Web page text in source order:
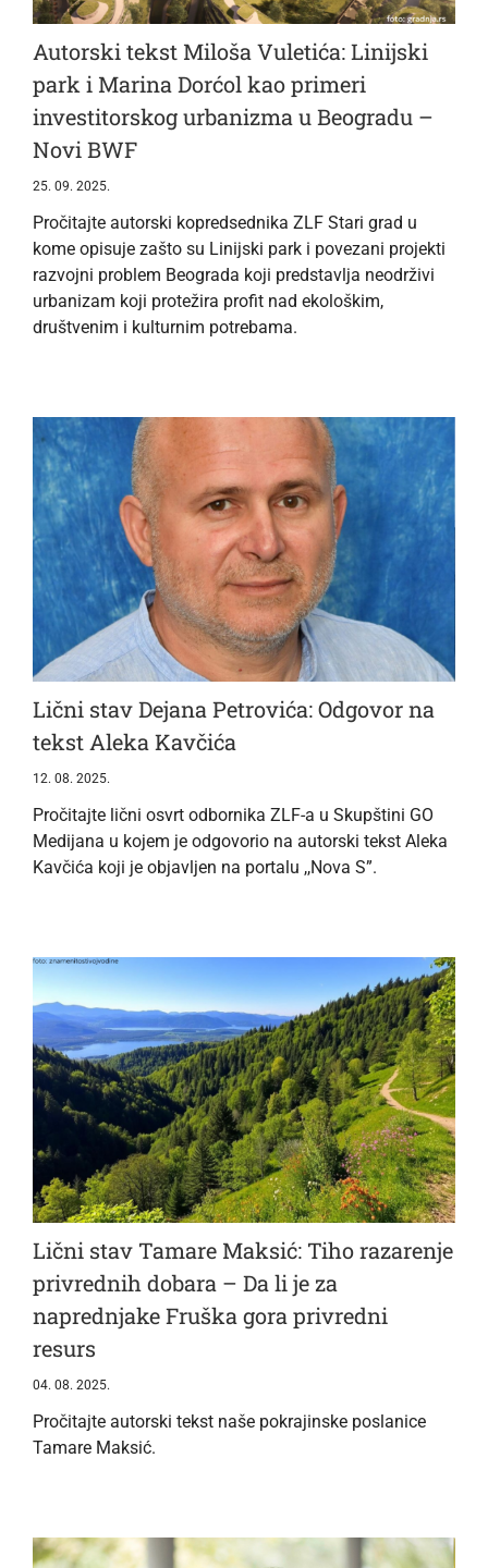
Autorski tekst Miloša Vuletića: Linijski
park i Marina Dorćol kao primeri
investitorskog urbanizma u Beogradu –
Novi BWF
25. 09. 2025.
Pročitajte autorski kopredsednika ZLF Stari grad u
kome opisuje zašto su Linijski park i povezani projekti
razvojni problem Beograda koji predstavlja neodrživi
urbanizam koji protežira profit nad ekološkim,
društvenim i kulturnim potrebama.
Lični stav Dejana Petrovića: Odgovor na
tekst Aleka Kavčića
12. 08. 2025.
Pročitajte lični osvrt odbornika ZLF-a u Skupštini GO
Medijana u kojem je odgovorio na autorski tekst Aleka
Kavčića koji je objavljen na portalu ,,Nova S”.
Lični stav Tamare Maksić: Tiho razarenje
privrednih dobara – Da li je za
naprednjake Fruška gora privredni
resurs
04. 08. 2025.
Pročitajte autorski tekst naše pokrajinske poslanice
Tamare Maksić.